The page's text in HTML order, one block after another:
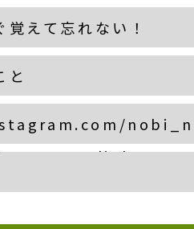
覚えて忘れない！
と